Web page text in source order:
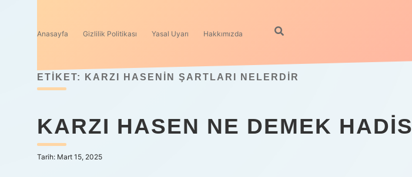
Anasayfa Gizlilik Politikası Yasal Uyarı Hakkımızda
ETIKET: KARZI HASENIN ŞARTLARI NELERDIR
KARZI HASEN NE DEMEK HADIS
Tarih: Mart 15, 2025